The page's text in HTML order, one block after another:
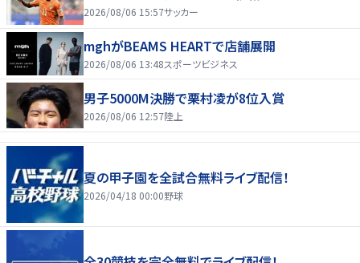
2026/08/06 15:57サッカー
mghがBEAMS HEARTで店舗展開
2026/08/06 13:48スポーツビジネス
男子5000M決勝で栗村凌が8位入賞
2026/08/06 12:57陸上
夏の甲子園を全試合無料ライブ配信！
2026/04/18 00:00野球